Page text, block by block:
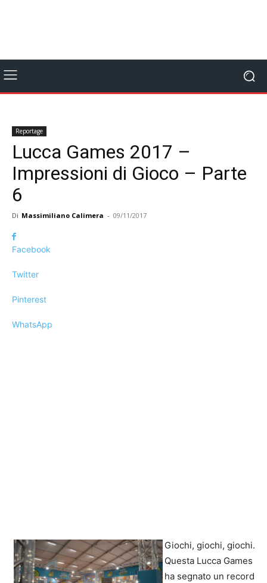
Reportage
Lucca Games 2017 –
Impressioni di Gioco – Parte
6
Di Massimiliano Calimera - 09/11/2017
Facebook
Twitter
Pinterest
WhatsApp
Giochi, giochi, giochi.
Questa Lucca Games
ha segnato un record